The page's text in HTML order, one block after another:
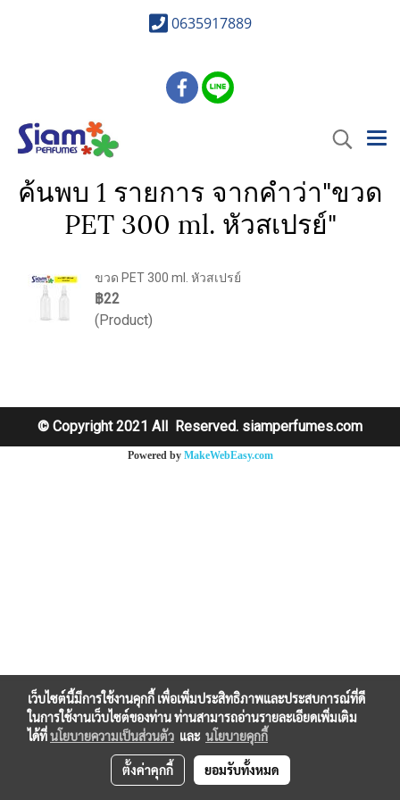
0635917889
ค้นพบ 1 รายการ จากคำว่า"ขวด
PET 300 ml. หัวสเปรย์"
ขวด PET 300 ml. หัวสเปรย์
฿22
(Product)
© Copyright 2021 All Reserved. siamperfumes.com
Powered by MakeWebEasy.com
เว็บไซต์นี้มีการใช้งานคุกกี้ เพื่อเพิ่มประสิทธิภาพและประสบการณ์ที่ดี
ในการใช้งานเว็บไซต์ของท่าน ท่านสามารถอ่านรายละเอียดเพิ่มเติม
ได้ที่นโยบายความเป็นส่วนตัว และ นโยบายคุกกี้
ตั้งค่าคุกกี้ ยอมรับทั้งหมด